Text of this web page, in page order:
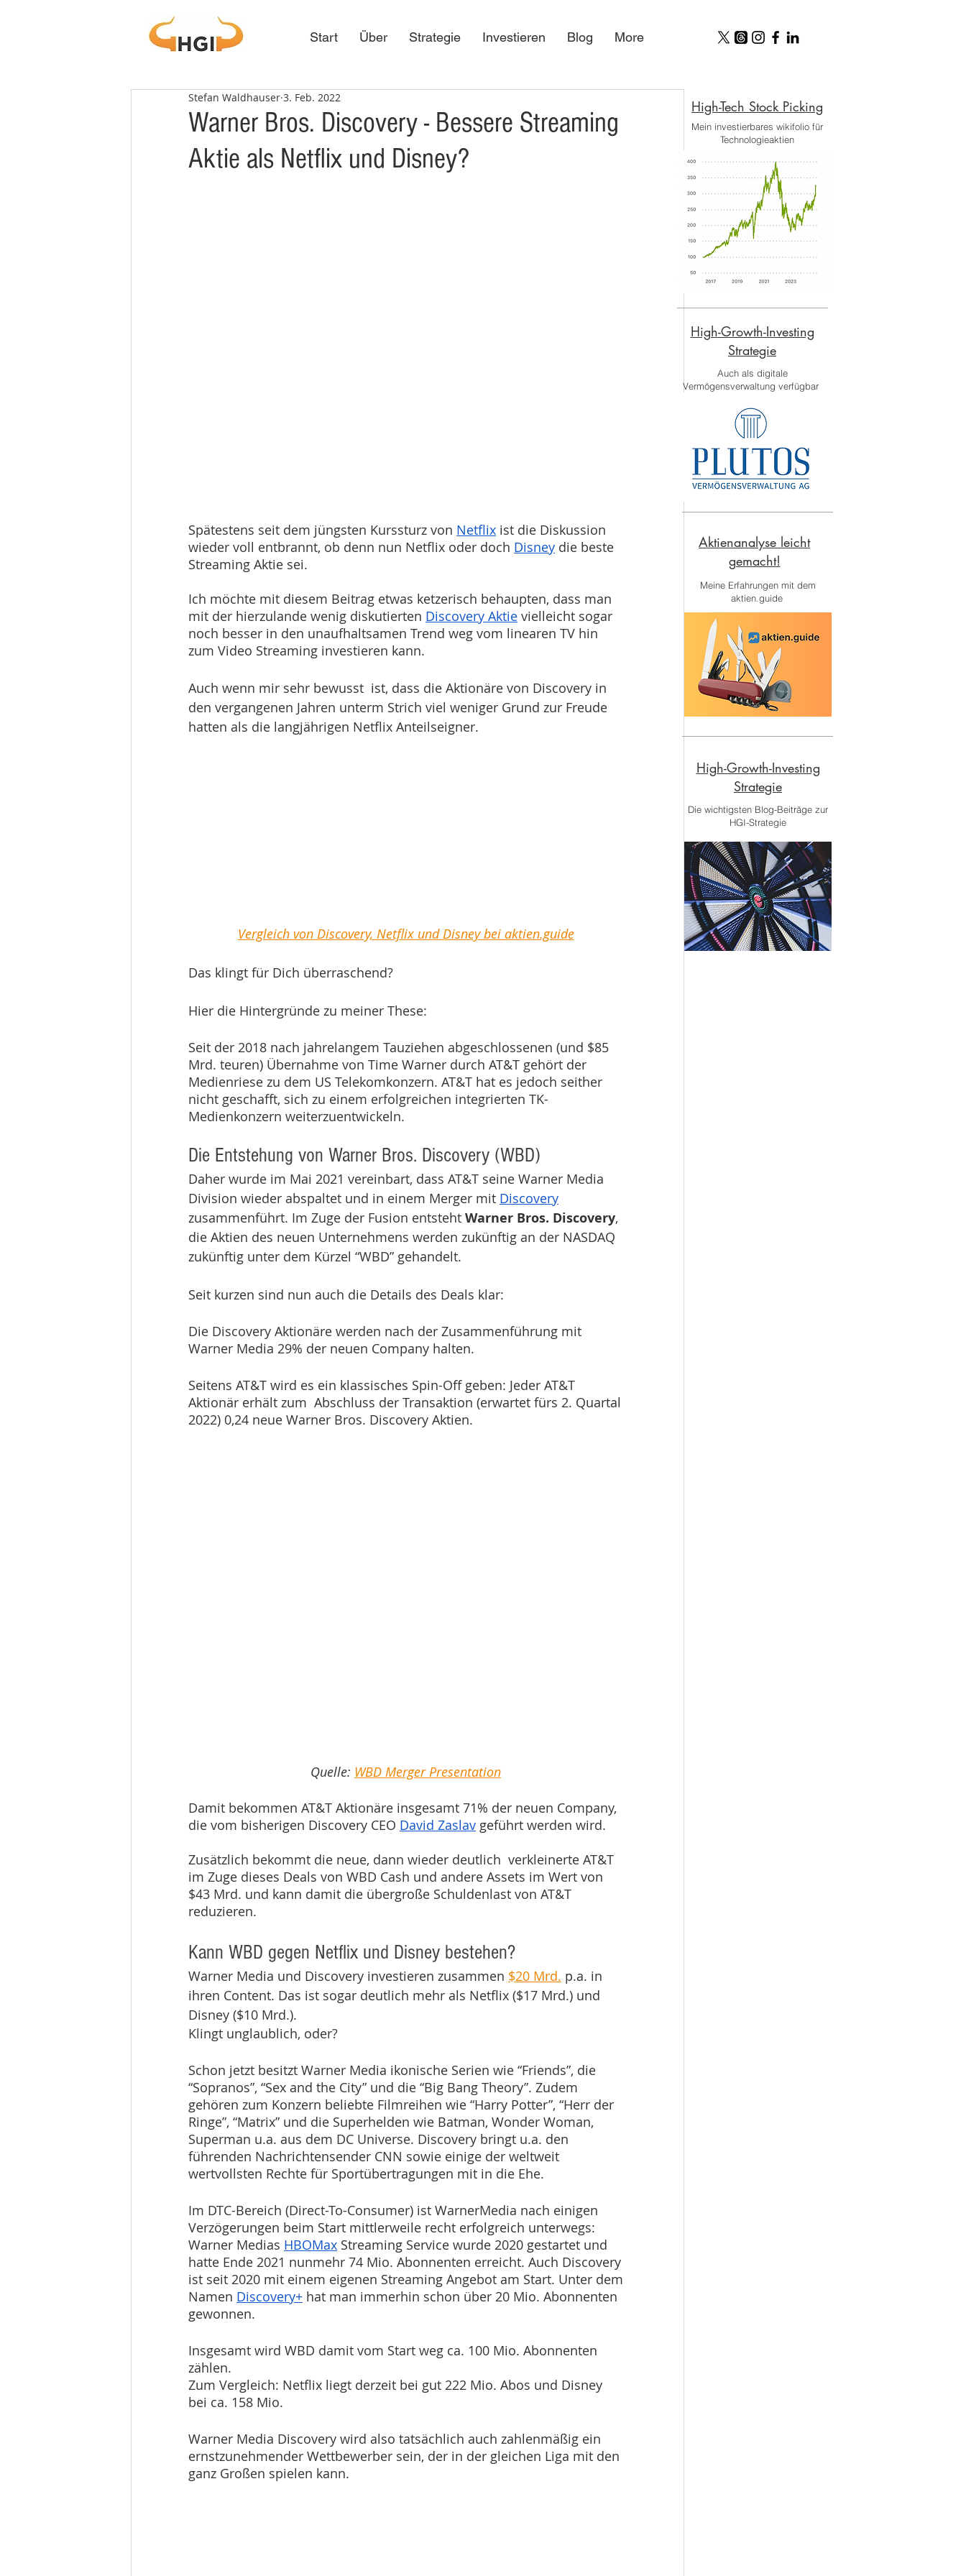
Start Über Strategie Investieren Blog More
Warner Bros. Discovery - Bessere Streaming
Aktie als Netflix und Disney?
Stefan Waldhauser 3. Feb. 2022
Spätestens seit dem jüngsten Kurssturz von Netflix ist die Diskussion
wieder voll entbrannt, ob denn nun Netflix oder doch Disney die beste
Streaming Aktie sei.
Ich möchte mit diesem Beitrag etwas ketzerisch behaupten, dass man
mit der hierzulande wenig diskutierten Discovery Aktie vielleicht sogar
noch besser in den unaufhaltsamen Trend weg vom linearen TV hin
zum Video Streaming investieren kann.
Auch wenn mir sehr bewusst  ist, dass die Aktionäre von Discovery in
den vergangenen Jahren unterm Strich viel weniger Grund zur Freude
hatten als die langjährigen Netflix Anteilseigner.
Vergleich von Discovery, Netflix und Disney bei aktien.guide
Das klingt für Dich überraschend?
Hier die Hintergründe zu meiner These:
Seit der 2018 nach jahrelangem Tauziehen abgeschlossenen (und $85
Mrd. teuren) Übernahme von Time Warner durch AT&T gehört der
Medienriese zu dem US Telekomkonzern. AT&T hat es jedoch seither
nicht geschafft, sich zu einem erfolgreichen integrierten TK-
Medienkonzern weiterzuentwickeln.
Die Entstehung von Warner Bros. Discovery (WBD)
Daher wurde im Mai 2021 vereinbart, dass AT&T seine Warner Media
Division wieder abspaltet und in einem Merger mit Discovery
zusammenführt. Im Zuge der Fusion entsteht Warner Bros. Discovery,
die Aktien des neuen Unternehmens werden zukünftig an der NASDAQ
zukünftig unter dem Kürzel “WBD” gehandelt.
Seit kurzen sind nun auch die Details des Deals klar:
Die Discovery Aktionäre werden nach der Zusammenführung mit
Warner Media 29% der neuen Company halten.
Seitens AT&T wird es ein klassisches Spin-Off geben: Jeder AT&T
Aktionär erhält zum  Abschluss der Transaktion (erwartet fürs 2. Quartal
2022) 0,24 neue Warner Bros. Discovery Aktien.
Quelle: WBD Merger Presentation
Damit bekommen AT&T Aktionäre insgesamt 71% der neuen Company,
die vom bisherigen Discovery CEO David Zaslav geführt werden wird.
Zusätzlich bekommt die neue, dann wieder deutlich  verkleinerte AT&T
im Zuge dieses Deals von WBD Cash und andere Assets im Wert von
$43 Mrd. und kann damit die übergroße Schuldenlast von AT&T
reduzieren.
Kann WBD gegen Netflix und Disney bestehen?
Warner Media und Discovery investieren zusammen $20 Mrd. p.a. in
ihren Content. Das ist sogar deutlich mehr als Netflix ($17 Mrd.) und
Disney ($10 Mrd.).
Klingt unglaublich, oder?
Schon jetzt besitzt Warner Media ikonische Serien wie “Friends”, die
“Sopranos”, “Sex and the City” und die “Big Bang Theory”. Zudem
gehören zum Konzern beliebte Filmreihen wie “Harry Potter”, “Herr der
Ringe”, “Matrix” und die Superhelden wie Batman, Wonder Woman,
Superman u.a. aus dem DC Universe. Discovery bringt u.a. den
führenden Nachrichtensender CNN sowie einige der weltweit
wertvollsten Rechte für Sportübertragungen mit in die Ehe.
Im DTC-Bereich (Direct-To-Consumer) ist WarnerMedia nach einigen
Verzögerungen beim Start mittlerweile recht erfolgreich unterwegs:
Warner Medias HBOMax Streaming Service wurde 2020 gestartet und
hatte Ende 2021 nunmehr 74 Mio. Abonnenten erreicht. Auch Discovery
ist seit 2020 mit einem eigenen Streaming Angebot am Start. Unter dem
Namen Discovery+ hat man immerhin schon über 20 Mio. Abonnenten
gewonnen.
Insgesamt wird WBD damit vom Start weg ca. 100 Mio. Abonnenten
zählen.
Zum Vergleich: Netflix liegt derzeit bei gut 222 Mio. Abos und Disney
bei ca. 158 Mio.
Warner Media Discovery wird also tatsächlich auch zahlenmäßig ein
ernstzunehmender Wettbewerber sein, der in der gleichen Liga mit den
ganz Großen spielen kann.
Aktienanalyse leicht
gemacht!
Meine Erfahrungen mit dem
aktien.guide
High-Growth-Investing
Strategie
Die wichtigsten Blog-Beiträge zur
HGI-Strategie
High-Tech Stock Picking​
Mein investierbares wikifolio für
Technologieaktien
High-Growth-Investing
Strategie
Auch als digitale
Vermögensverwaltung verfügbar